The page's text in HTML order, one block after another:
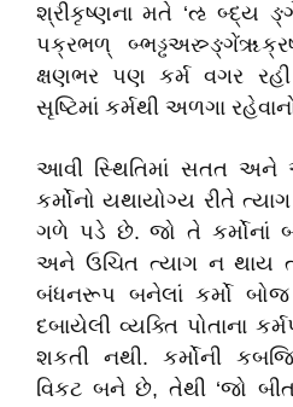
શ્રીકૃષ્ણના મતે ‘ઌ બ્દ્ય
પક્રભળ્
ક્ષણભર પણ કર્મ વગર
સૃષ્ટિમાં કર્મથી અળગા
આવી સ્થિતિમાં સતત અને
કર્મોનો યથાયોગ્ય રીતે
ગળે પડે છે. જો તે કર્મોનાં
અને ઉચિત ત્યાગ ન થાય
બંધનરૂપ બનેલાં કર્મો
દબાયેલી વ્યક્તિ પોતાના
શકતી નથી. કર્મોની
વિકટ બને છે, તેથી ‘જો